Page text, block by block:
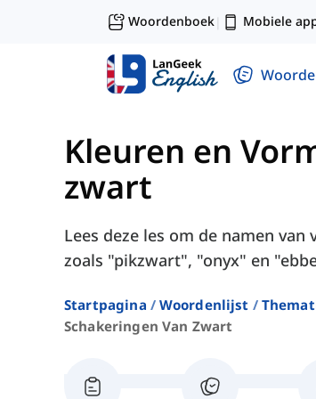
Woordenboek| Mobiele
Kleuren en
zwart
Lees deze les om de namen
zoals "pikzwart", "onyx" en
Startpagina Woordenlijst
Schakeringen Van Zwart